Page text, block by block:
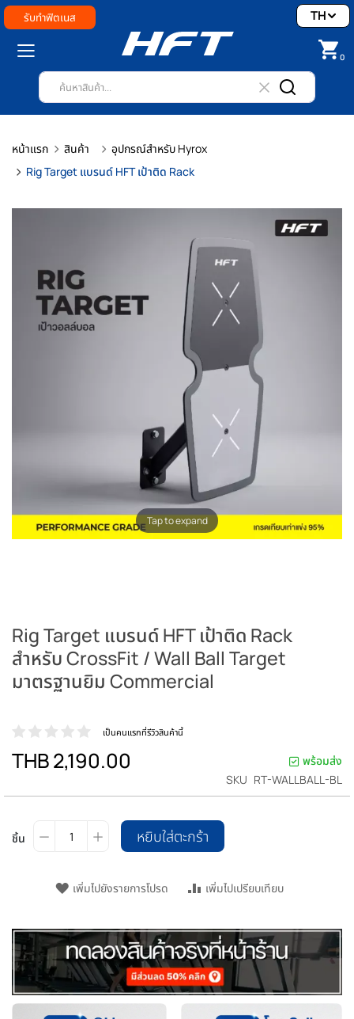
รับทำฟิตเนส
0
TH
หน้าแรก สินค้า
อุปกรณ์สำหรับ Hyrox
Rig Target แบรนด์ HFT เป้าติด Rack
Tap to expand
Rig Target แบรนด์ HFT เป้าติด Rack
สำหรับ CrossFit / Wall Ball Target
มาตรฐานยิม Commercial
เป็นคนแรกที่รีวิวสินค้านี้
THB 2,190.00
พร้อมส่ง
SKU RT-WALLBALL-BL
ชิ้น หยิบใส่ตะกร้า
เพิ่มไปยังรายการโปรด เพิ่มไปเปรียบเทียบ